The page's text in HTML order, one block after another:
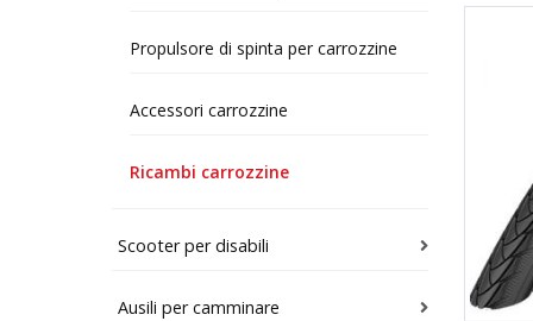
Propulsore di spinta per carrozzine
Accessori carrozzine
Ricambi carrozzine
Scooter per disabili
Ausili per camminare